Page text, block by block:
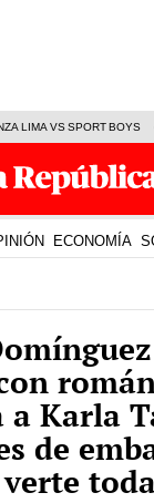
LIMA VS SPORT BOYS
ECONOMÍA
Karla
de